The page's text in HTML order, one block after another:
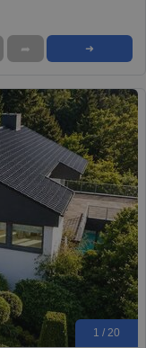
➦ ➜
1 / 20